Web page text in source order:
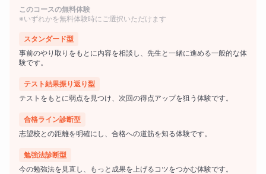
をするのが怖くなったり、行動したり挑戦することをやめてしま
います。
人生において自己肯定感というものは非常に重要です。自己肯定
まれます。人の人生は能力では決まらず、
「私はできる！」
という気持ちに大きく左右されるのです。💪
このコースの無料体験
※いずれかを無料体験時にご選択いただけます
スタンダード型
事前のやり取りをもとに内容を相談し、先生と一緒に進める一般的な体
験です。
テスト結果振り返り型
テストをもとに弱点を見つけ、次回の得点アップを狙う体験です。
合格ライン診断型
志望校との距離を明確にし、合格への道筋を知る体験です。
勉強法診断型
今の勉強法を見直し、もっと成果を上げるコツをつかむ体験です。